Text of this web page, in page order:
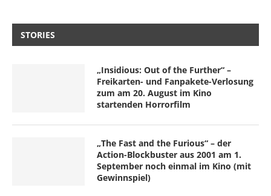
STORIES
„Insidious: Out of the Further“ –
Freikarten- und Fanpakete-Verlosung
zum am 20. August im Kino
startenden Horrorfilm
„The Fast and the Furious“ – der
Action-Blockbuster aus 2001 am 1.
September noch einmal im Kino (mit
Gewinnspiel)